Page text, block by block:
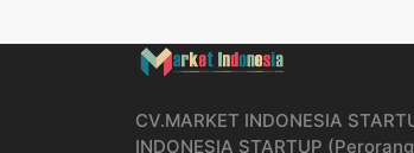
CV.MARKET INDONESIA
INDONESIA STARTUP